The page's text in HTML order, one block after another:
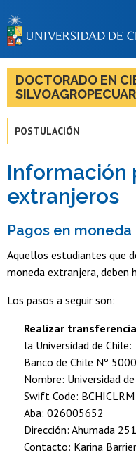
LA
DOCTORADO EN
POSTULACIÓN
Información
extranjeros
Pagos en
Aquellos estudiantes que
moneda extranjera, deben
Los pasos a seguir son:
Realizar transferencia
la Universidad de Chile:
Banco de Chile Nº
Nombre: Universidad
Swift Code: BCHICLRM
Aba: 026005652
Dirección: Ahumada
Contacto: Karina